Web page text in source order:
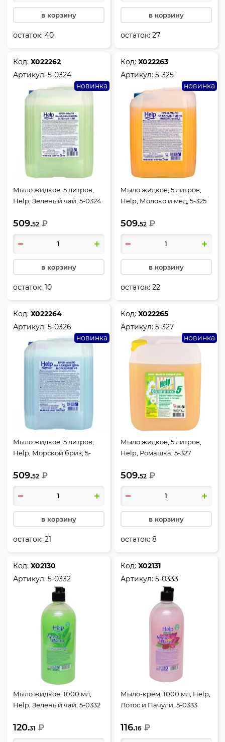
в корзину
остаток:40
в корзину
остаток:27
Код:Х022262
Артикул:5-0324
новинка
Мыло жидкое, 5 литров,
Help, Зеленый чай, 5-0324
509.52 ₽
в корзину
остаток:10
Код:Х022263
Артикул:5-325
новинка
Мыло жидкое, 5 литров,
Help, Молоко и мёд, 5-325
509.52 ₽
в корзину
остаток:22
Код:Х022264
Артикул:5-0326
новинка
Мыло жидкое, 5 литров,
Help, Морской бриз, 5-
509.52 ₽
в корзину
остаток:21
Код:Х022265
Артикул:5-327
новинка
Мыло жидкое, 5 литров,
Help, Ромашка, 5-327
509.52 ₽
в корзину
остаток:8
Код:Х02130
Артикул:5-0332
Мыло жидкое, 1000 мл,
Help, Зеленый чай, 5-0332
120.31 ₽
Код:Х02131
Артикул:5-0333
Мыло-крем, 1000 мл, Help,
Лотос и Пачули, 5-0333
116.16 ₽